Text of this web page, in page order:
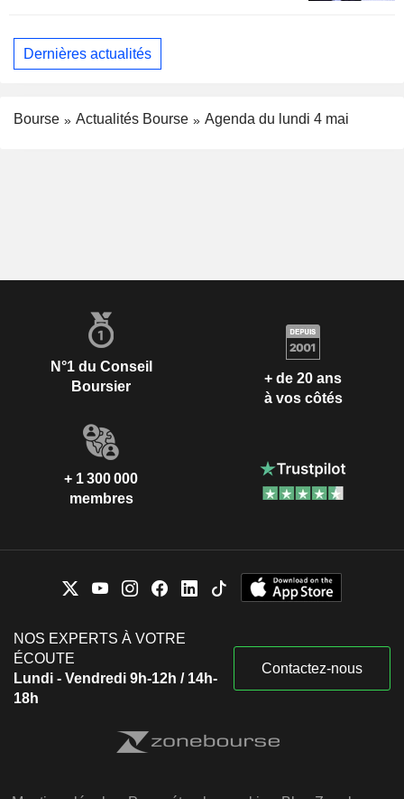
Dernières actualités
Bourse Actualités Bourse Agenda du lundi 4 mai
N°1 du Conseil
Boursier
+ de 20 ans
à vos côtés
+ 1 300 000
membres
NOS EXPERTS À VOTRE
ÉCOUTE
Lundi - Vendredi 9h-12h / 14h-
18h
Contactez-nous